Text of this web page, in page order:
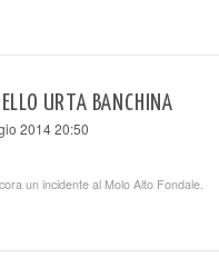
URTA BANCHINA
2014 20:50
un incidente al Molo Alto Fondale.